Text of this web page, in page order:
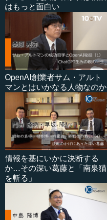
はもっと面白い
OpenAI創業者サム・アルト
マンとはいかなる人物なのか
情報を基にいかに決断する
か…その深い葛藤と「南泉猫
を斬る」